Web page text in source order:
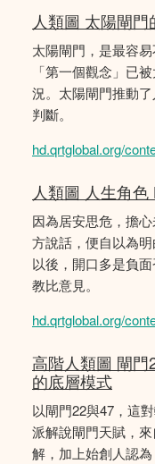
人類圖 太陽閘
太陽閘門，是最容
「第一個觀念」已
況。太陽閘門推動
判斷。
hd.qrtglobal.org/
人類圖 人生角
因為居安思危，擔
方說話，便自以為
以後，開口多是負
教比意見。
hd.qrtglobal.org/
高階人類圖 閘
的底層模式
以閘門22與47，這
派解說閘門天賦，
解，加上始創人認